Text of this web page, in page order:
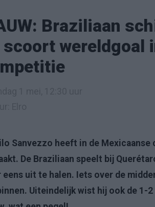
Braziliaan
scoort wereldgoal
Sanvezzo heeft in de
De Braziliaan speelt bij
eens uit te halen. Iets over de
Uiteindelijk wist hij ook de 1-